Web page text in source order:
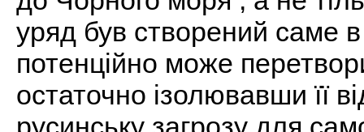
уряд був створений саме
потенційно може
остаточно ізолювавши її